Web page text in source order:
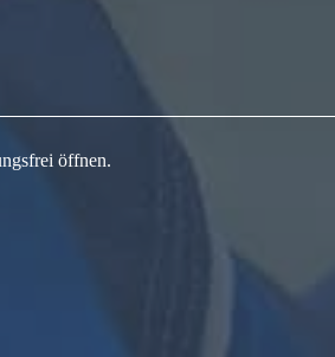
öffnen.